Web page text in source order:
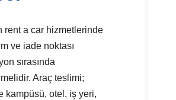
rent a car hizmetlerinde
ve iade noktası
sırasında
Araç teslimi;
kampüsü, otel, iş yeri,